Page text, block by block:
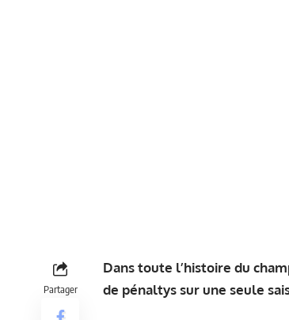
Partager
Dans toute l’histoire du
de pénaltys sur une seule